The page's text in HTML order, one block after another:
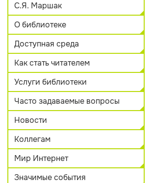
С.Я. Маршак
О библиотеке
Доступная среда
Как стать читателем
Услуги библиотеки
Часто задаваемые вопросы
Новости
Коллегам
Мир Интернет
Значимые события